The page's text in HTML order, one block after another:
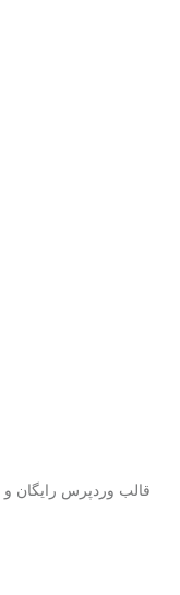
قالب وردپرس رایگان و